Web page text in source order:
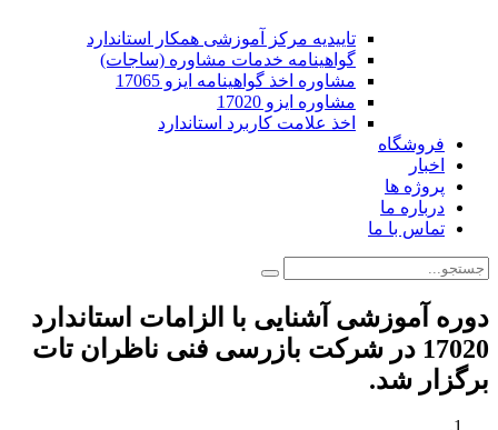
تاییدیه مرکز آموزشی همکار استاندارد
گواهینامه خدمات مشاوره (ساجات)
مشاوره اخذ گواهینامه ایزو 17065
مشاوره ایزو 17020
اخذ علامت کاربرد استاندارد
فروشگاه
اخبار
پروژه ها
درباره ما
تماس با ما
دوره آموزشی آشنایی با الزامات استاندارد
17020 در شرکت بازرسی فنی ناظران تات
برگزار شد.